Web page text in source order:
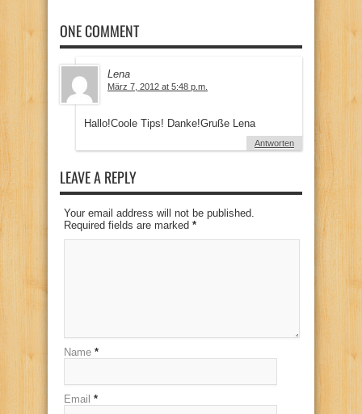
ONE COMMENT
Lena
März 7, 2012 at 5:48 p.m.
Hallo!Coole Tips! Danke!Gruße Lena
Antworten
LEAVE A REPLY
Your email address will not be published.
Required fields are marked *
Name *
Email *